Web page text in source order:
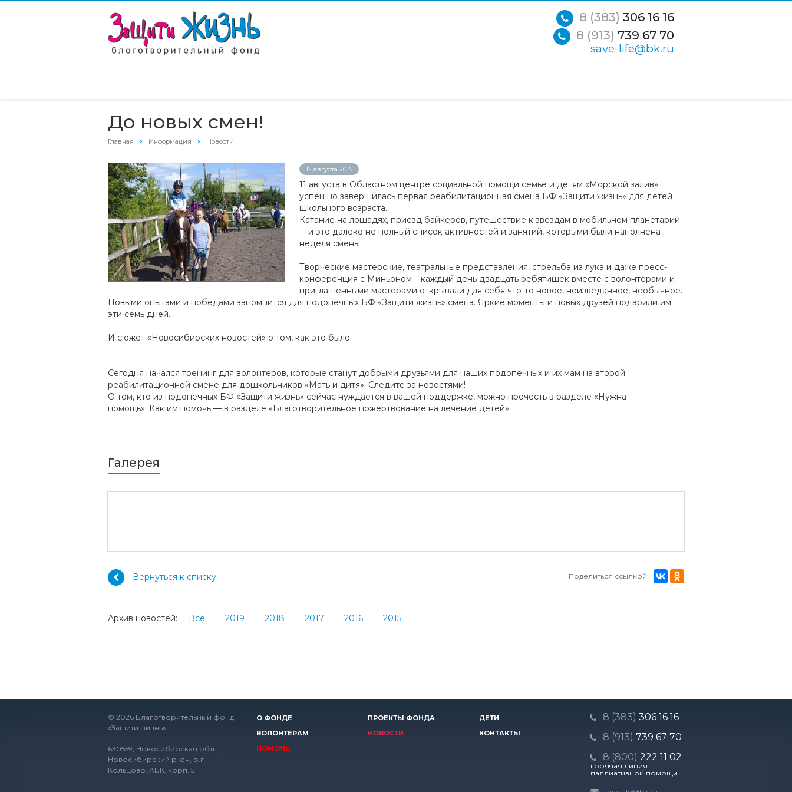
8 (383) 306 16 16
8 (913) 739 67 70
save-life@bk.ru
До новых смен!
Главная Информация Новости
12 августа 2015
11 августа в Областном центре социальной помощи семье и детям «Морской залив»
успешно завершилась первая реабилитационная смена БФ «Защити жизнь» для детей
школьного возраста.
Катание на лошадях, приезд байкеров, путешествие к звездам в мобильном планетарии
– и это далеко не полный список активностей и занятий, которыми были наполнена
неделя смены.
Творческие мастерские, театральные представления, стрельба из лука и даже пресс-
конференция с Миньоном – каждый день двадцать ребятишек вместе с волонтерами и
приглашенными мастерами открывали для себя что-то новое, неизведанное, необычное.
Новыми опытами и победами запомнится для подопечных БФ «Защити жизнь» смена. Яркие моменты и новых друзей подарили им
эти семь дней.
И сюжет «Новосибирских новостей» о том, как это было.
Сегодня начался тренинг для волонтеров, которые станут добрыми друзьями для наших подопечных и их мам на второй
реабилитационной смене для дошкольников «Мать и дитя». Следите за новостями!
О том, кто из подопечных БФ «Защити жизнь» сейчас нуждается в вашей поддержке, можно прочесть в разделе «Нужна
помощь». Как им помочь — в разделе «Благотворительное пожертвование на лечение детей».
Галерея
Поделиться ссылкой:
Вернуться к списку
Архив новостей: Все 2019 2018 2017 2016 2015
© 2026 Благотворительный фонд
«Защити жизнь»
630559, Новосибирская обл.,
Новосибирский р-он, р.п.
Кольцово, АБК, корп. 5
О ФОНДЕ ПРОЕКТЫ ФОНДА
ДЕТИ
ВОЛОНТЁРАМ
НОВОСТИ
КОНТАКТЫ
ПОМОЧЬ
8 (383) 306 16 16
8 (913) 739 67 70
8 (800) 222 11 02
горячая линия
паллиативной помощи